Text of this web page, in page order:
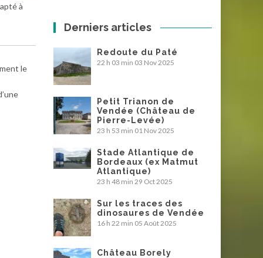
à
le
Derniers articles
Redoute du Paté
22 h 03 min 03 Nov 2025
Petit Trianon de
Vendée (Château de
Pierre-Levée)
23 h 53 min 01 Nov 2025
Stade Atlantique de
Bordeaux (ex Matmut
Atlantique)
23 h 48 min 29 Oct 2025
Sur les traces des
dinosaures de Vendée
16 h 22 min 05 Août 2025
Château Borely